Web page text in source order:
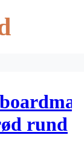
rund